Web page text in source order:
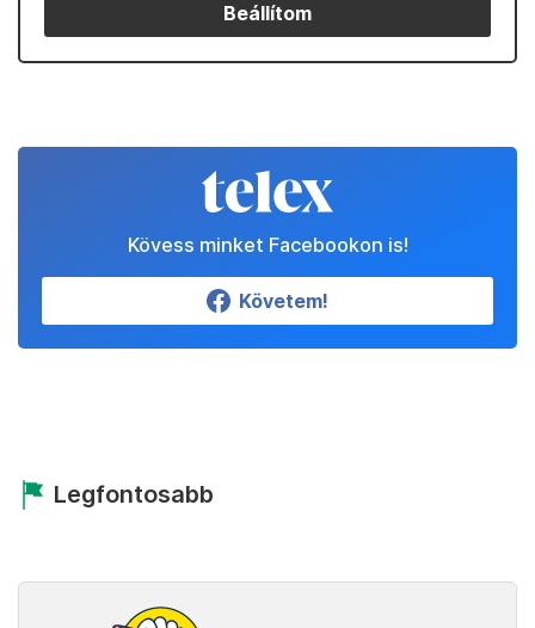
Beállítom
Kövess minket Facebookon is!
Követem!
Legfontosabb